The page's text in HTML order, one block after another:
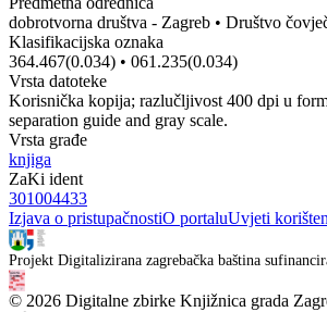
dobrotvorna društva - Zagreb • Društvo
Klasifikacijska oznaka
364.467(0.034) • 061.235(0.034)
Vrsta datoteke
Korisnička kopija; razlučljivost 400 dpi u
separation guide and gray scale.
Vrsta građe
knjiga
ZaKi ident
301004433
Izjava o pristupačnostiO portaluUvjeti
Projekt Digitalizirana zagrebačka baština
© 2026 Digitalne zbirke Knjižnica grada